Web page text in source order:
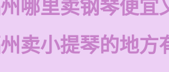
哪里卖钢琴便宜
卖小提琴的地方